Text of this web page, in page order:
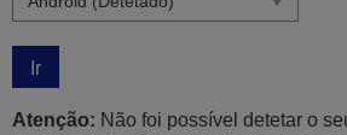
Ir
Atenção: Não foi possível detetar o